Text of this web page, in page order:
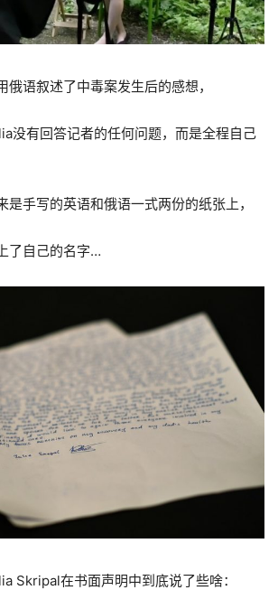
俄语叙述了中毒案发生后的感想，
没有回答记者的任何问题，而是全程自己
是手写的英语和俄语一式两份的纸张上，
了自己的名字…
Skripal在书面声明中到底说了些啥：